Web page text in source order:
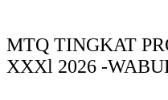
MTQ TINGKAT
XXXl 2026 -